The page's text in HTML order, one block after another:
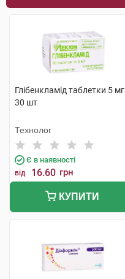
Глібенкламід таблетки 5 мг
30 шт
Технолог
Є в наявності
від 16.60 грн
КУПИТИ